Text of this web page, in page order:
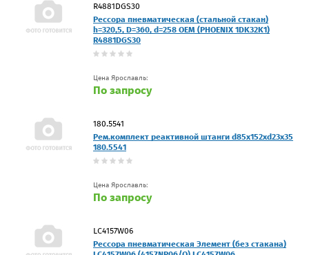
R4881DGS30
Рессора пневматическая (стальной стакан)
h=320,5, D=360, d=258 OEM (PHOENIX 1DK32K1)
R4881DGS30
Цена Ярославль:
По запросу
180.5541
Рем.комплект реактивной штанги d85x152xd23x35
180.5541
Цена Ярославль:
По запросу
LC4157W06
Рессора пневматическая Элемент (без стакана)